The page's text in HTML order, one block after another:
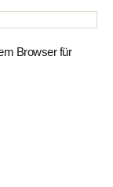
Browser für